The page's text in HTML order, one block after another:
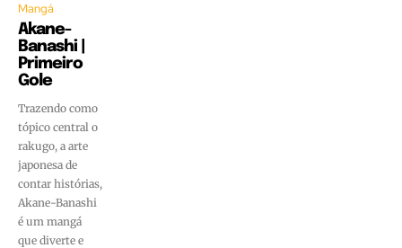
Mangá
Akane-
Banashi |
Primeiro
Gole
Trazendo como
tópico central o
rakugo, a arte
japonesa de
contar histórias,
Akane-Banashi
é um mangá
que diverte e